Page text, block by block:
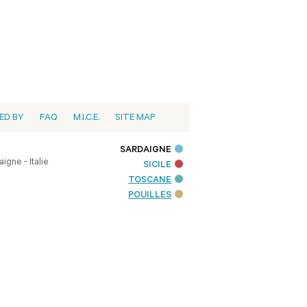
BY FAQ M.I.C.E. SITE MAP
- Italie
SARDAIGNE
SICILE
TOSCANE
POUILLES